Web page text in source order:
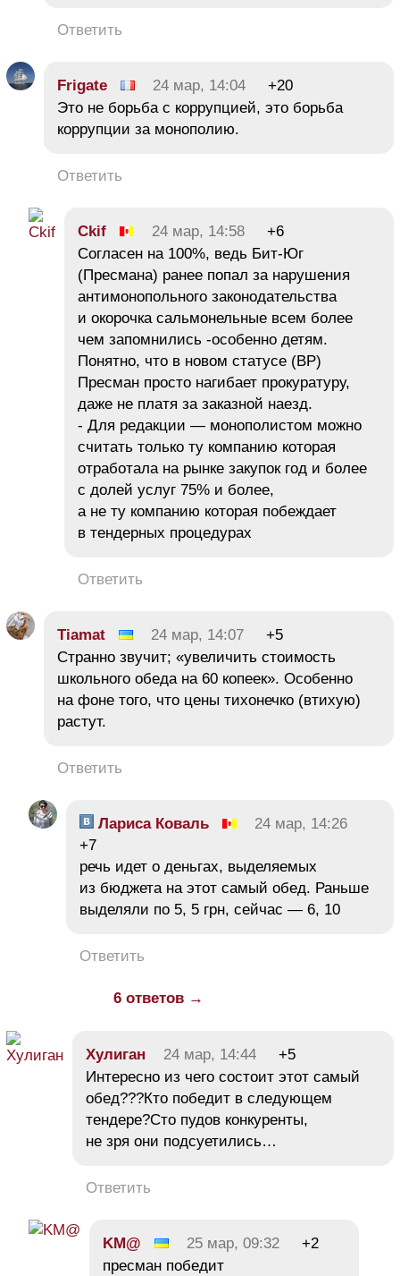
Ответить
Frigate 24 мар, 14:04
+20
Это не борьба с коррупцией, это борьба
коррупции за монополию.
Ответить
Ckif 24 мар, 14:58
+6
Согласен на 100%, ведь Бит-Юг
(Пресмана) ранее попал за нарушения
антимонопольного законодательства
и окорочка сальмонельные всем более
чем запомнились -особенно детям.
Понятно, что в новом статусе (ВР)
Пресман просто нагибает прокуратуру,
даже не платя за заказной наезд.
- Для редакции — монополистом можно
считать только ту компанию которая
отработала на рынке закупок год и более
с долей услуг 75% и более,
а не ту компанию которая побеждает
в тендерных процедурах
Ответить
Tiamat 24 мар, 14:07
+5
Странно звучит; «увеличить стоимость
школьного обеда на 60 копеек». Особенно
на фоне того, что цены тихонечко (втихую)
растут.
Ответить
Лариса Коваль
24 мар, 14:26
+7
речь идет о деньгах, выделяемых
из бюджета на этот самый обед. Раньше
выделяли по 5, 5 грн, сейчас — 6, 10
Ответить
6 ответов →
Хулиган 24 мар, 14:44
+5
Интересно из чего состоит этот самый
обед???Кто победит в следующем
тендере?Сто пудов конкуренты,
не зря они подсуетились…
Ответить
KM@ 25 мар, 09:32
+2
пресман победит